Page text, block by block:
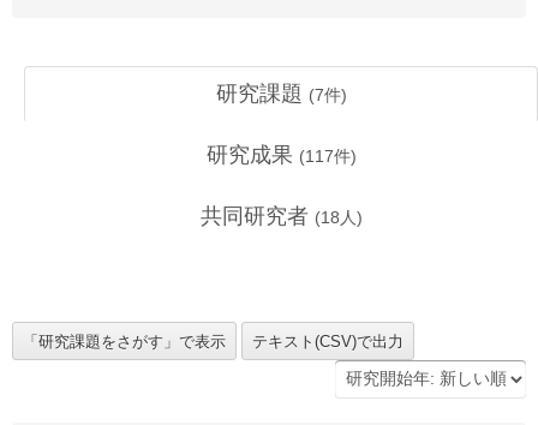
研究課題 (7件)
研究成果 (117件)
共同研究者 (18 人)